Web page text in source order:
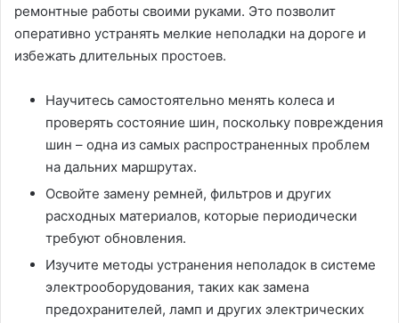
ремонтные работы своими руками. Это позволит
оперативно устранять мелкие неполадки на дороге и
избежать длительных простоев.
Научитесь самостоятельно менять колеса и
проверять состояние шин, поскольку повреждения
шин – одна из самых распространенных проблем
на дальних маршрутах.
Освойте замену ремней, фильтров и других
расходных материалов, которые периодически
требуют обновления.
Изучите методы устранения неполадок в системе
электрооборудования, таких как замена
предохранителей, ламп и других электрических